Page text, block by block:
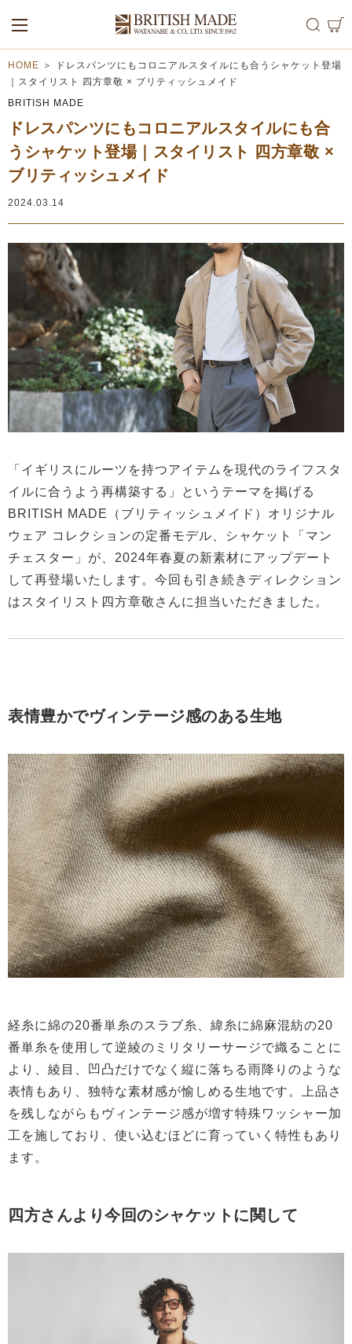
ALL MEN
WOMEN
HOME ＞
ドレスパンツにもコロニアルスタイルにも合うシャケット登場
｜スタイリスト 四方章敬 × ブリティッシュメイド
BRITISH MADE
ドレスパンツにもコロニアルスタイルにも合
うシャケット登場｜スタイリスト 四方章敬 ×
ブリティッシュメイド
2024.03.14
「イギリスにルーツを持つアイテムを現代のライフスタ
イルに合うよう再構築する」というテーマを掲げる
BRITISH MADE（ブリティッシュメイド）オリジナル
ウェア コレクションの定番モデル、シャケット「マン
チェスター」が、2024年春夏の新素材にアップデート
して再登場いたします。今回も引き続きディレクション
はスタイリスト四方章敬さんに担当いただきました。
表情豊かでヴィンテージ感のある生地
経糸に綿の20番単糸のスラブ糸、緯糸に綿麻混紡の20
番単糸を使用して逆綾のミリタリーサージで織ることに
より、綾目、凹凸だけでなく縦に落ちる雨降りのような
表情もあり、独特な素材感が愉しめる生地です。上品さ
を残しながらもヴィンテージ感が増す特殊ワッシャー加
工を施しており、使い込むほどに育っていく特性もあり
ます。
四方さんより今回のシャケットに関して